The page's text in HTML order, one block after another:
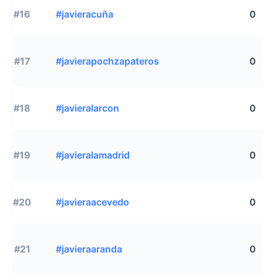
#16 #javieracuña 0
#17 #javierapochzapateros 0
#18 #javieralarcon 0
#19 #javieralamadrid 0
#20 #javieraacevedo 0
#21 #javieraaranda 0